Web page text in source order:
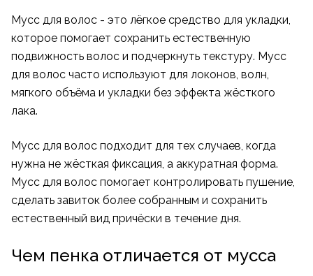
Мусс для волос - это лёгкое средство для укладки,
которое помогает сохранить естественную
подвижность волос и подчеркнуть текстуру. Мусс
для волос часто используют для локонов, волн,
мягкого объёма и укладки без эффекта жёсткого
лака.
Мусс для волос подходит для тех случаев, когда
нужна не жёсткая фиксация, а аккуратная форма.
Мусс для волос помогает контролировать пушение,
сделать завиток более собранным и сохранить
естественный вид причёски в течение дня.
Чем пенка отличается от мусса